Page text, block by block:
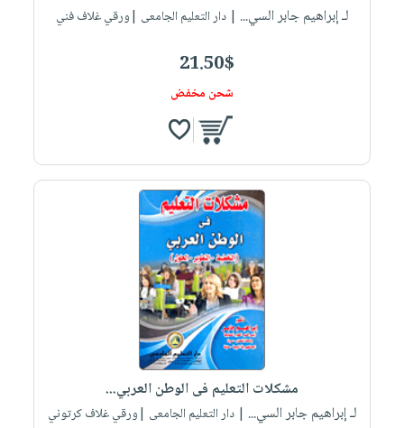
لـ إبراهيم جابر السي... | دار التعليم الجامعى |ورقي غلاف فني
21.50$
شحن مخفض
مشكلات التعليم فى الوطن العربي...
لـ إبراهيم جابر السي... | دار التعليم الجامعى |ورقي غلاف كرتوني